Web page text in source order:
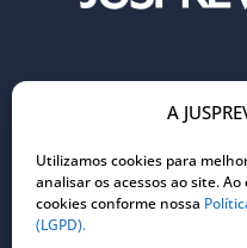
A
Utilizamos cookies para
analisar os acessos ao site.
cookies conforme nossa
(LGPD).